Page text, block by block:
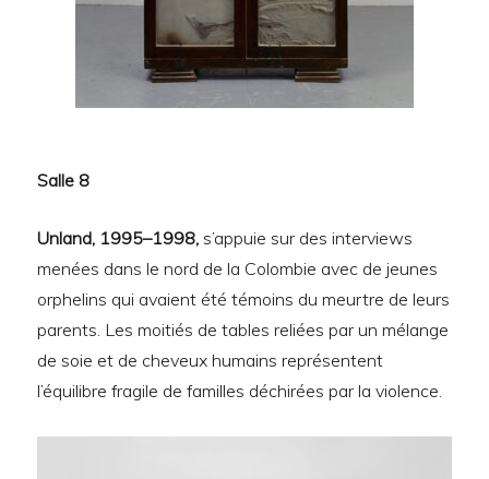
Salle 8
Unland, 1995–1998, s’appuie sur des interviews
menées dans le nord de la Colombie avec de jeunes
orphelins qui avaient été témoins du meurtre de leurs
parents. Les moitiés de tables reliées par un mélange
de soie et de cheveux humains représentent
l’équilibre fragile de familles déchirées par la violence.